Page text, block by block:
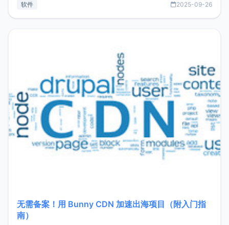
件间频繁切换，仅凭 HexHub 即可同时搞定运维与数据库操
软件 2025-09-26
无需备案！用 Bunny CDN 加速出海项目（附入门指
南）